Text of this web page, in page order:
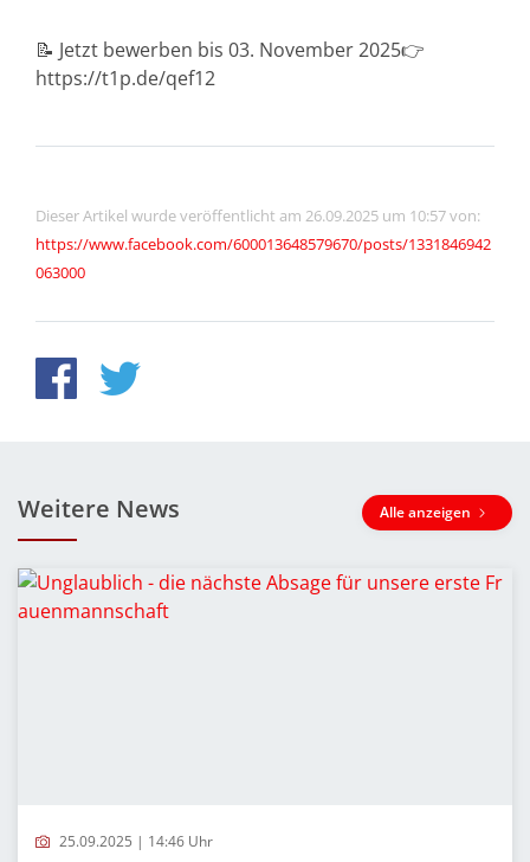
📝 Jetzt bewerben bis 03. November 2025👉
https://t1p.de/qef12
Dieser Artikel wurde veröffentlicht am 26.09.2025 um 10:57 von:
https://www.facebook.com/600013648579670/posts/1331846942
063000
Weitere News Alle anzeigen
25.09.2025 | 14:46 Uhr